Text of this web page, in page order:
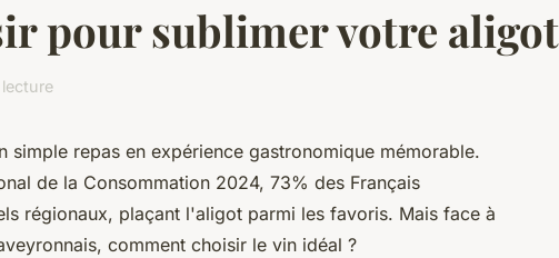
pour sublimer votre
simple repas en expérience gastronomique mémorable.
de la Consommation 2024, 73% des Français
régionaux, plaçant l'aligot parmi les favoris. Mais face à
comment choisir le vin idéal ?